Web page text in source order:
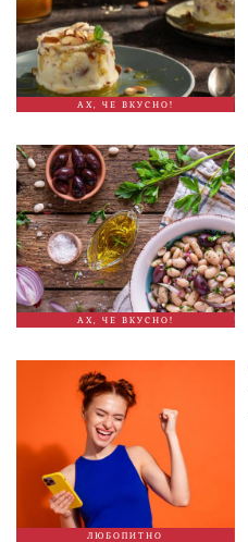
АХ, ЧЕ ВКУСНО!
АХ, ЧЕ ВКУСНО!
ЛЮБОПИТНО